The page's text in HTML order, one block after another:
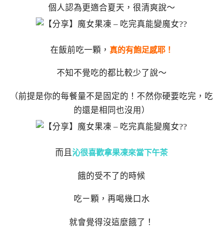
個人認為更適合夏天，很清爽說～
在飯前吃一顆， 真的有飽足感耶！
不知不覺吃的都比較少了說～
（前提是你的每餐量不是固定的！不然你硬要吃完，吃
的還是相同也沒用）
而且沁很喜歡拿果凍來當下午茶
餓的受不了的時候
吃ㄧ顆，再喝幾口水
就會覺得沒這麼餓了！